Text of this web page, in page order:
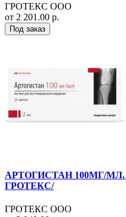
ГРОТЕКС ООО
от 2 201.00 р.
Под заказ
АРТОГИСТАН 100МГ/
ГРОТЕКС/
ГРОТЕКС ООО